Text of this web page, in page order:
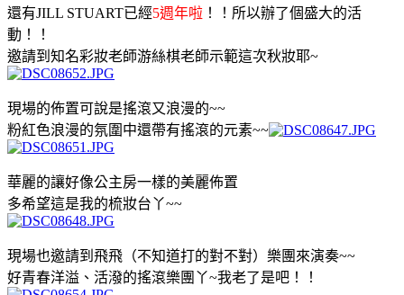
還有JILL STUART已經5週年啦 ！！所以辦了個盛大的活
動！！
邀請到知名彩妝老師游絲棋老師示範這次秋妝耶~
現場的佈置可說是搖滾又浪漫的~~
粉紅色浪漫的氛圍中還帶有搖滾的元素~~
華麗的讓好像公主房一樣的美麗佈置
多希望這是我的梳妝台丫~~
現場也邀請到飛飛（不知道打的對不對）樂團來演奏~~
好青春洋溢、活潑的搖滾樂團丫~我老了是吧！！